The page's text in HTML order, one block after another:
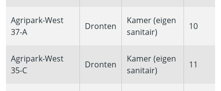
Agripark-West
37-A
Dronten
Kamer (eigen
sanitair)
10
Agripark-West
35-C
Dronten
Kamer (eigen
sanitair)
11